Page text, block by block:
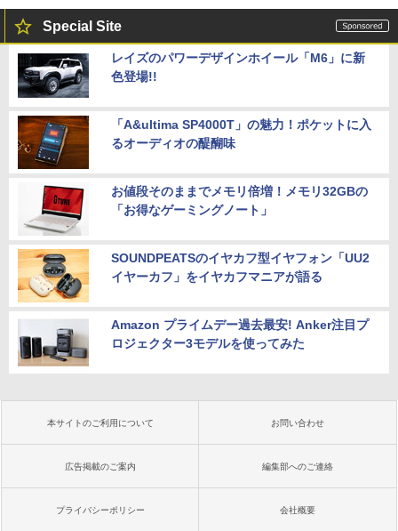
Special Site
レイズのパワーデザインホイール「M6」に新
色登場!!
「A&ultima SP4000T」の魅力！ポケットに入
るオーディオの醍醐味
お値段そのままでメモリ倍増！メモリ32GBの
「お得なゲーミングノート」
SOUNDPEATSのイヤカフ型イヤフォン「UU2
イヤーカフ」をイヤカフマニアが語る
Amazon プライムデー過去最安! Anker注目プ
ロジェクター3モデルを使ってみた
本サイトのご利用について お問い合わせ
広告掲載のご案内 編集部へのご連絡
プライバシーポリシー 会社概要